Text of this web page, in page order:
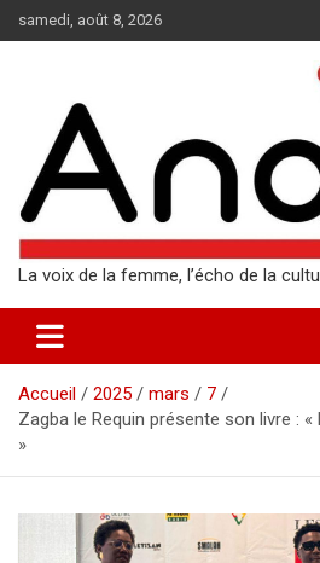
au
samedi, août 8, 2026
La voix de la femme, l’écho de la
Accueil 2025 mars
7
Zagba le Requin présente son livre :
»